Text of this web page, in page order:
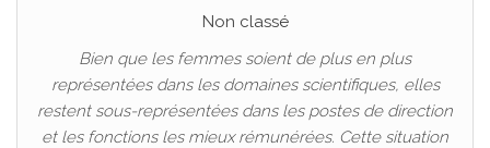
Non classé
Bien que les femmes soient de plus en plus
représentées dans les domaines scientifiques, elles
restent sous-représentées dans les postes de direction
et les fonctions les mieux rémunérées. Cette situation